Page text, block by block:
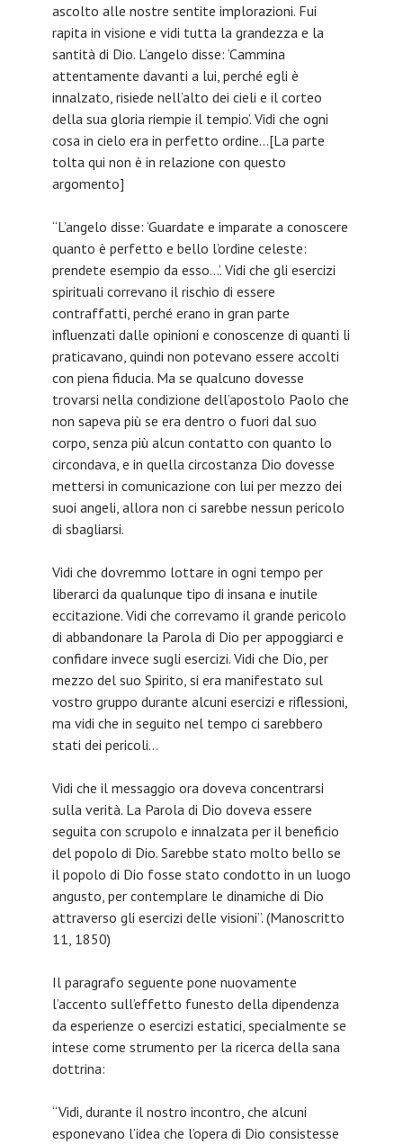
ascolto alle nostre sentite implorazioni. Fui
rapita in visione e vidi tutta la grandezza e la
santità di Dio. L’angelo disse: ‘Cammina
attentamente davanti a lui, perché egli è
innalzato, risiede nell’alto dei cieli e il corteo
della sua gloria riempie il tempio’. Vidi che ogni
cosa in cielo era in perfetto ordine…[La parte
tolta qui non è in relazione con questo
argomento]
“L’angelo disse: ‘Guardate e imparate a conoscere
quanto è perfetto e bello l’ordine celeste:
prendete esempio da esso…’. Vidi che gli esercizi
spirituali correvano il rischio di essere
contraffatti, perché erano in gran parte
influenzati dalle opinioni e conoscenze di quanti li
praticavano, quindi non potevano essere accolti
con piena fiducia. Ma se qualcuno dovesse
trovarsi nella condizione dell’apostolo Paolo che
non sapeva più se era dentro o fuori dal suo
corpo, senza più alcun contatto con quanto lo
circondava, e in quella circostanza Dio dovesse
mettersi in comunicazione con lui per mezzo dei
suoi angeli, allora non ci sarebbe nessun pericolo
di sbagliarsi.
Vidi che dovremmo lottare in ogni tempo per
liberarci da qualunque tipo di insana e inutile
eccitazione. Vidi che correvamo il grande pericolo
di abbandonare la Parola di Dio per appoggiarci e
confidare invece sugli esercizi. Vidi che Dio, per
mezzo del suo Spirito, si era manifestato sul
vostro gruppo durante alcuni esercizi e riflessioni,
ma vidi che in seguito nel tempo ci sarebbero
stati dei pericoli…
Vidi che il messaggio ora doveva concentrarsi
sulla verità. La Parola di Dio doveva essere
seguita con scrupolo e innalzata per il beneficio
del popolo di Dio. Sarebbe stato molto bello se
il popolo di Dio fosse stato condotto in un luogo
angusto, per contemplare le dinamiche di Dio
attraverso gli esercizi delle visioni”. (Manoscritto
11, 1850)
Il paragrafo seguente pone nuovamente
l’accento sull’effetto funesto della dipendenza
da esperienze o esercizi estatici, specialmente se
intese come strumento per la ricerca della sana
dottrina:
“Vidi, durante il nostro incontro, che alcuni
esponevano l’idea che l’opera di Dio consistesse